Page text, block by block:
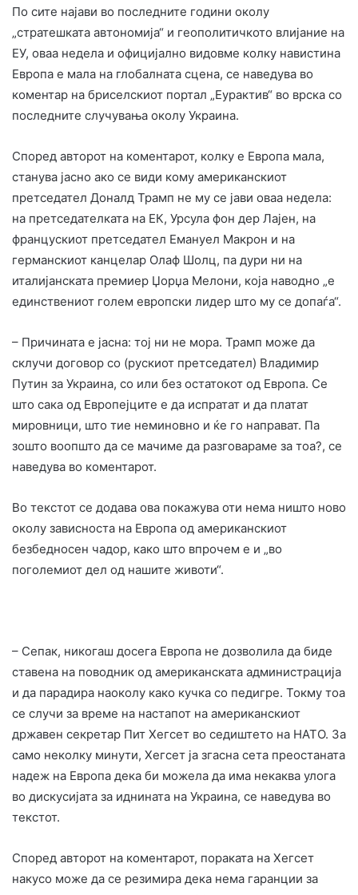
По сите најави во последните години околу
„стратешката автономија“ и геополитичкото влијание на
ЕУ, оваа недела и официјално видовме колку навистина
Европа е мала на глобалната сцена, се наведува во
коментар на бриселскиот портал „Еурактив“ во врска со
последните случувања околу Украина.
Според авторот на коментарот, колку е Европа мала,
станува јасно ако се види кому американскиот
претседател Доналд Трамп не му се јави оваа недела:
на претседателката на ЕК, Урсула фон дер Лајен, на
францускиот претседател Емануел Макрон и на
германскиот канцелар Олаф Шолц, па дури ни на
италијанската премиер Џорџа Мелони, која наводно „е
единствениот голем европски лидер што му се допаѓа“.
– Причината е јасна: тој ни не мора. Трамп може да
склучи договор со (рускиот претседател) Владимир
Путин за Украина, со или без остатокот од Европа. Се
што сака од Европејците е да испратат и да платат
мировници, што тие неминовно и ќе го направат. Па
зошто воопшто да се мачиме да разговараме за тоа?, се
наведува во коментарот.
Во текстот се додава ова покажува оти нема ништо ново
околу зависноста на Европа од американскиот
безбедносен чадор, како што впрочем е и „во
поголемиот дел од нашите животи“.
– Сепак, никогаш досега Европа не дозволила да биде
ставена на поводник од американската администрација
и да парадира наоколу како кучка со педигре. Токму тоа
се случи за време на настапот на американскиот
државен секретар Пит Хегсет во седиштето на НАТО. За
само неколку минути, Хегсет ја згасна сета преостаната
надеж на Европа дека би можела да има некаква улога
во дискусијата за иднината на Украина, се наведува во
текстот.
Според авторот на коментарот, пораката на Хегсет
накусо може да се резимира дека нема гаранции за